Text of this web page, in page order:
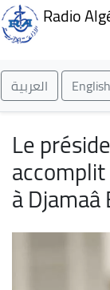
Radio
العربية English
Le
à